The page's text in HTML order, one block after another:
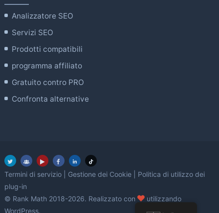
Analizzatore SEO
Servizi SEO
Prodotti compatibili
programma affiliato
Gratuito contro PRO
Confronta alternative
Termini di servizio Gestione dei Cookie
Politica di utilizzo dei
plug-in
© Rank Math 2018-2026. Realizzato con
amore
utilizzando
WordPress.